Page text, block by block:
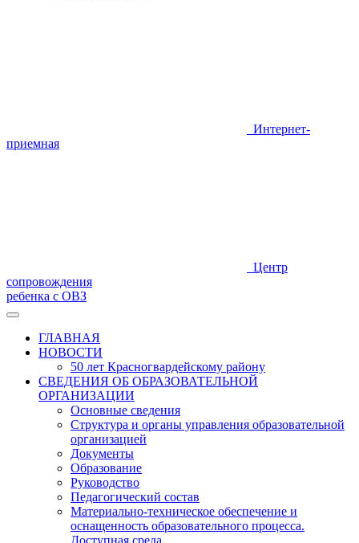
Интернет-
приемная
Центр
сопровождения
ребенка с ОВЗ
ГЛАВНАЯ
НОВОСТИ
50 лет Красногвардейскому району
СВЕДЕНИЯ ОБ ОБРАЗОВАТЕЛЬНОЙ
ОРГАНИЗАЦИИ
Основные сведения
Структура и органы управления образовательной
организацией
Документы
Образование
Руководство
Педагогический состав
Материально-техническое обеспечение и
оснащенность образовательного процесса.
Доступная среда